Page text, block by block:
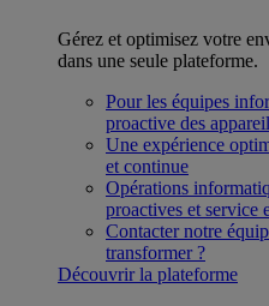
Gérez et optimisez votre
dans une seule plateforme.
Pour les équipes
proactive des
Une expérience
et continue
Opérations
proactives et service
Contacter notre
transformer ?
Découvrir la plateforme